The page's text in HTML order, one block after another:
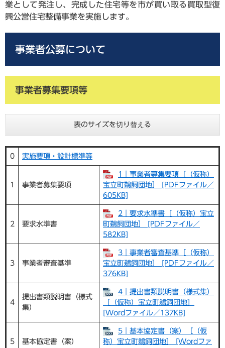
業として発注し、完成した住宅等を市が買い取る買取型復
興公営住宅整備事業を実施します。
事業者公募について
事業者募集要項等
表のサイズを切り替える
0 実施要項・設計標準等
1 事業者募集要項
1｜事業者募集要項［（仮称）
宝立町鵜飼団地］ [PDFファイル／
605KB]
2 要求水準書
2｜要求水準書［（仮称）宝立
町鵜飼団地］ [PDFファイル／
582KB]
3 事業者審査基準
3｜事業者審査基準［（仮称）
宝立町鵜飼団地］ [PDFファイル／
376KB]
4
提出書類説明書（様式
集）
4｜提出書類説明書（様式集）
［（仮称）宝立町鵜飼団地］
[Wordファイル／137KB]
5 基本協定書（案）
5｜基本協定書（案）［（仮
称）宝立町鵜飼団地］ [Wordファ